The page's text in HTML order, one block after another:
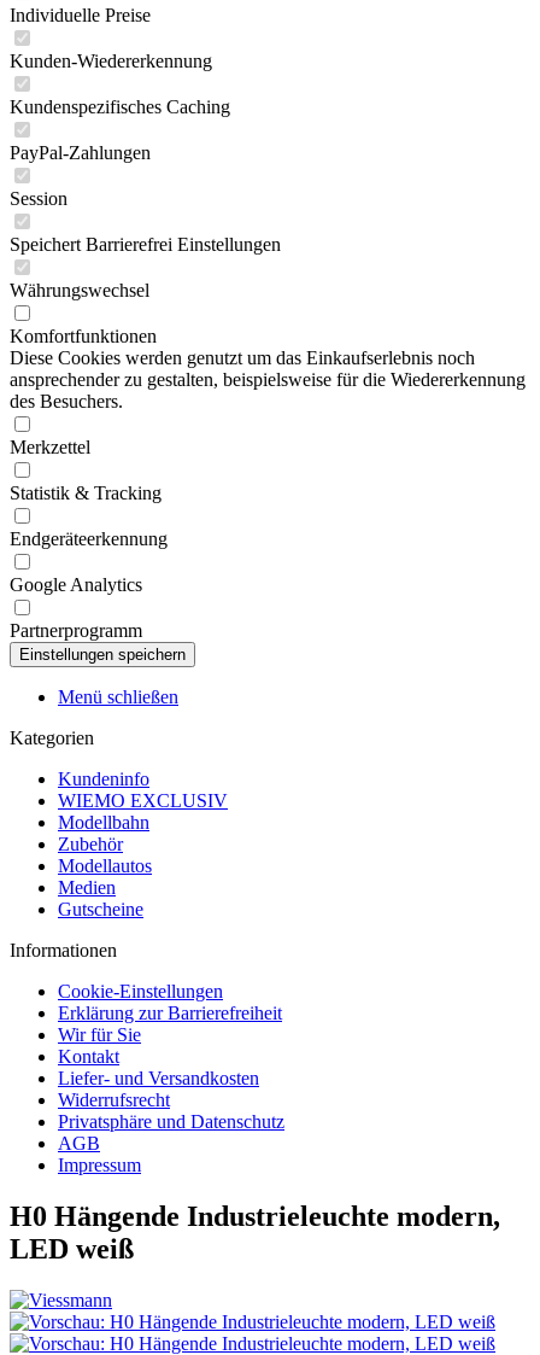
Individuelle Preise
Kunden-Wiedererkennung
Kundenspezifisches Caching
PayPal-Zahlungen
Session
Speichert Barrierefrei Einstellungen
Währungswechsel
Komfortfunktionen
Diese Cookies werden genutzt um das Einkaufserlebnis noch
ansprechender zu gestalten, beispielsweise für die Wiedererkennung
des Besuchers.
Merkzettel
Statistik & Tracking
Endgeräteerkennung
Google Analytics
Partnerprogramm
Menü schließen
Kategorien
Kundeninfo
WIEMO EXCLUSIV
Modellbahn
Zubehör
Modellautos
Medien
Gutscheine
Informationen
Cookie-Einstellungen
Erklärung zur Barrierefreiheit
Wir für Sie
Kontakt
Liefer- und Versandkosten
Widerrufsrecht
Privatsphäre und Datenschutz
AGB
Impressum
H0 Hängende Industrieleuchte modern,
LED weiß